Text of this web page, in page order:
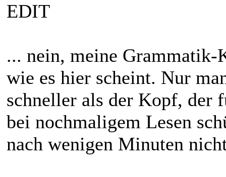
EDIT
... nein, meine Grammatik-
wie es hier scheint. Nur
schneller als der Kopf, der
bei nochmaligem Lesen
nach wenigen Minuten